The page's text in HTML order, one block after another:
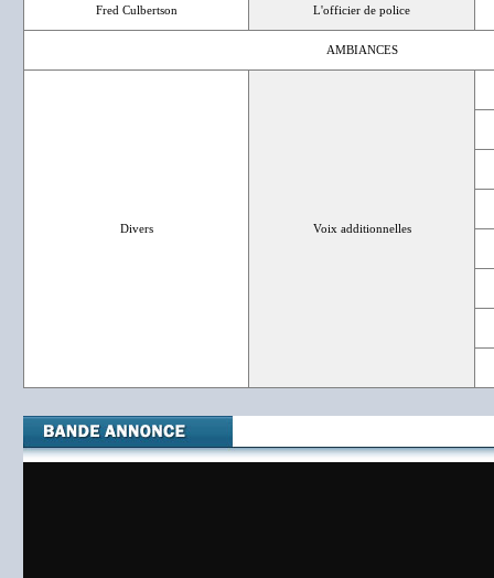
Fred Culbertson L'officier de police
AMBIANCES
Divers Voix additionnelles